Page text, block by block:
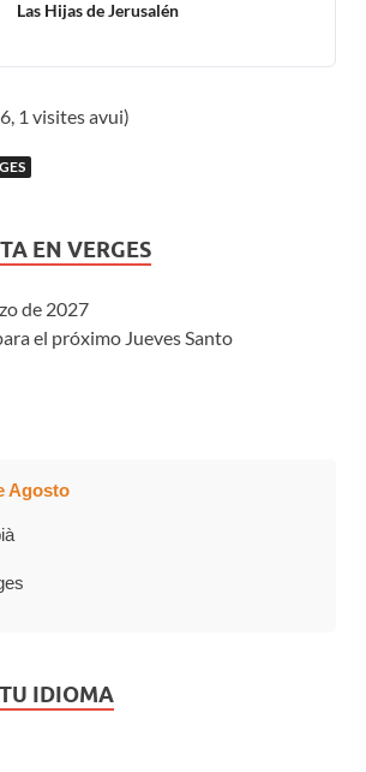
Las Hijas de Jerusalén
1 visites avui)
EN VERGES
de 2027
el próximo Jueves Santo
Agosto
IDIOMA